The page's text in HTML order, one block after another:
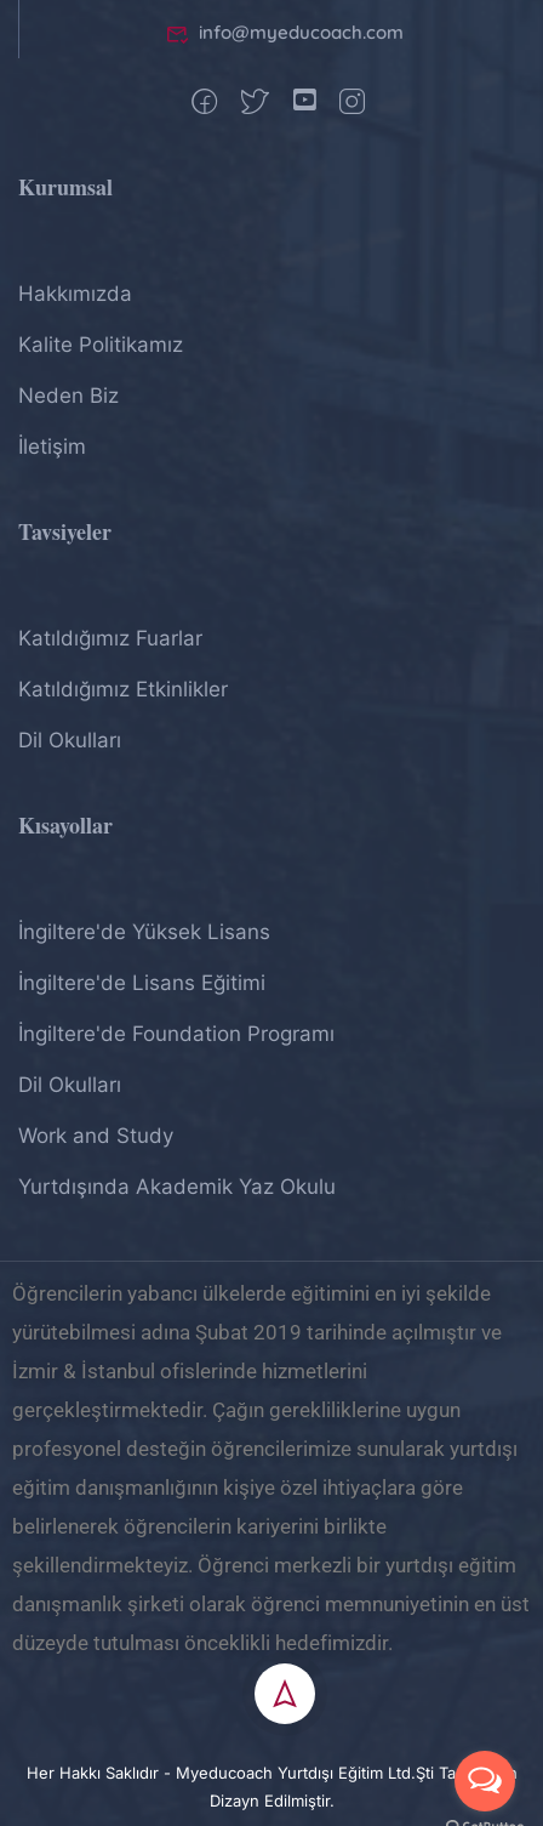
info@myeducoach.com
Kurumsal
Hakkımızda
Kalite Politikamız
Neden Biz
İletişim
Tavsiyeler
Katıldığımız Fuarlar
Katıldığımız Etkinlikler
Dil Okulları
Kısayollar
İngiltere'de Yüksek Lisans
İngiltere'de Lisans Eğitimi
İngiltere'de Foundation Programı
Dil Okulları
Work and Study
Yurtdışında Akademik Yaz Okulu
Öğrencilerin yabancı ülkelerde eğitimini en iyi şekilde
yürütebilmesi adına Şubat 2019 tarihinde açılmıştır ve
İzmir & İstanbul ofislerinde hizmetlerini
gerçekleştirmektedir. Çağın gerekliliklerine uygun
profesyonel desteğin öğrencilerimize sunularak yurtdışı
eğitim danışmanlığının kişiye özel ihtiyaçlara göre
belirlenerek öğrencilerin kariyerini birlikte
şekillendirmekteyiz. Öğrenci merkezli bir yurtdışı eğitim
danışmanlık şirketi olarak öğrenci memnuniyetinin en üst
düzeyde tutulması önceklikli hedefimizdir.
Her Hakkı Saklıdır - Myeducoach Yurtdışı Eğitim Ltd.Şti Tarafından
Dizayn Edilmiştir.